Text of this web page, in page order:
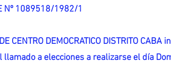
Nº 1089518/1982/1
CENTRO DEMOCRATICO DISTRITO
llamado a elecciones a realizarse el día